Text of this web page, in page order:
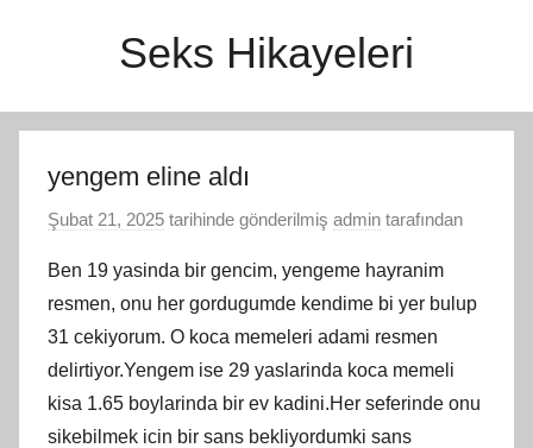
Seks Hikayeleri
yengem eline aldı
Şubat 21, 2025 tarihinde gönderilmiş admin tarafından
Ben 19 yasinda bir gencim, yengeme hayranim
resmen, onu her gordugumde kendime bi yer bulup
31 cekiyorum. O koca memeleri adami resmen
delirtiyor.Yengem ise 29 yaslarinda koca memeli
kisa 1.65 boylarinda bir ev kadini.Her seferinde onu
sikebilmek icin bir sans bekliyordumki sans